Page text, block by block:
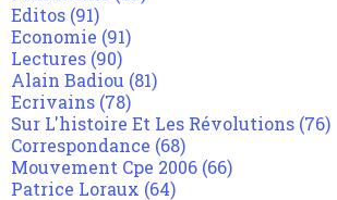
Editos (91)
Economie (91)
Lectures (90)
Alain Badiou (81)
Ecrivains (78)
Sur L'histoire Et Les Révolutions (76)
Correspondance (68)
Mouvement Cpe 2006 (66)
Patrice Loraux (64)